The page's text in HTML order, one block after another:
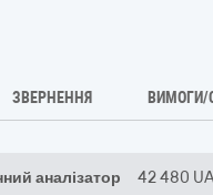
ЗВЕРНЕННЯ ВИМОГИ/
аналізатор 42 480